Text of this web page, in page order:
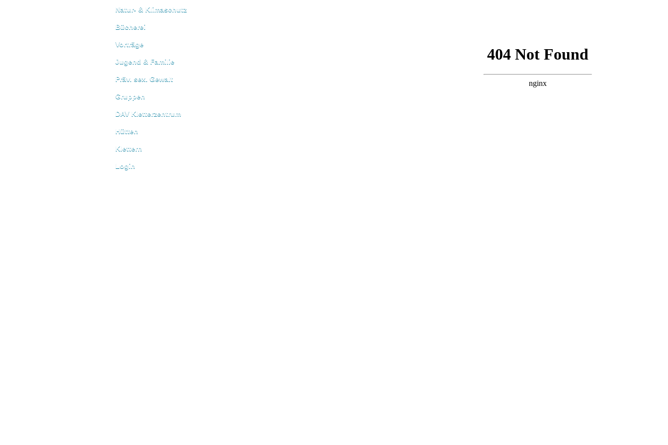
Natur- & Klimaschutz
Bücherei
Vorträge
Jugend & Familie
Präv. sex. Gewalt
Gruppen
DAV Kletterzentrum
Hütten
Klettern
Login